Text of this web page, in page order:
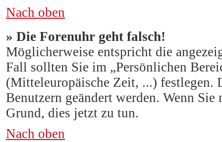
Nach oben
» Die Forenuhr geht falsch!
Möglicherweise entspricht die
Fall sollten Sie im „Persönlichen
(Mitteleuropäische Zeit, ...) festlegen.
Benutzern geändert werden. Wenn
Grund, dies jetzt zu tun.
Nach oben